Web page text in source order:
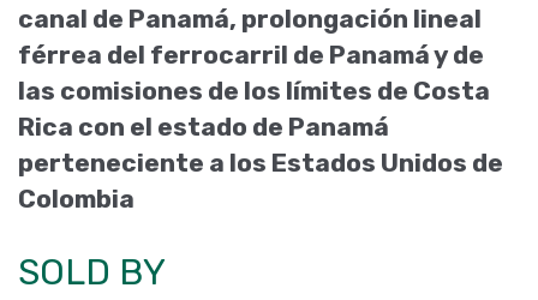
canal de Panamá, prolongación lineal
férrea del ferrocarril de Panamá y de
las comisiones de los límites de Costa
Rica con el estado de Panamá
perteneciente a los Estados Unidos de
Colombia
SOLD BY